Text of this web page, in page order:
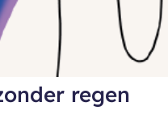
regen